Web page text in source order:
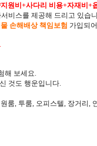
원비+사다리 비용+자재비+
비스를 제공해 드리고 있습
손해배상 책임보험 가입되
해 보세요.
것도 행운입니다.
룸, 투룸, 오피스텔, 장거리,